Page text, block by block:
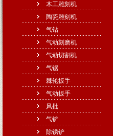
木工雕刻机
陶瓷雕刻机
气钻
气动刻磨机
气动切割机
气锯
棘轮扳手
气动扳手
风批
气铲
除锈铲